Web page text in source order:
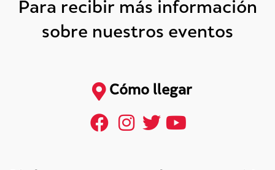
Para recibir más información
sobre nuestros eventos
Cómo llegar